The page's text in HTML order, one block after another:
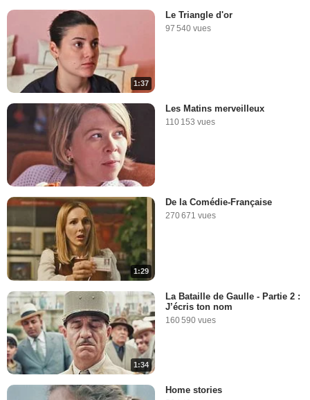
1:37
Le Triangle d'or
97 540 vues
Les Matins merveilleux
110 153 vues
1:29
De la Comédie-Française
270 671 vues
1:34
La Bataille de Gaulle - Partie 2 :
J’écris ton nom
160 590 vues
Home stories